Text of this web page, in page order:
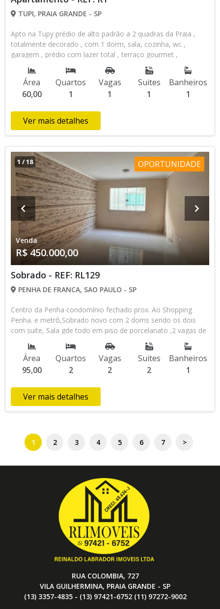
TUPI, PRAIA GRANDE - SP
Apto na Tupy prédio de alto padrão a 2 quadras da Praia ,
totalmente decorado , com 1 dorm, sala, cozinha, wc ,
garagem , prédio com lazer total , terraço gourmet ,
Área
60,00
Quartos
1
Vagas
1
Suites
1
Banheiros
1
Ver mais detalhes
1 /18 OPORTUNIDADE
Venda
R$ 450.000,00
Sobrado - REF: RL129
PENHA DE FRANCA, SAO PAULO - SP
Centro da Penha condomínio fechado prox. Ao Shopping
Penha. e metrô,Sobrado novo com 2 doms sendo os dois
com suite, Sala gde todo em piso de porcelanato ,2 vagas de
garagem no piso térreo do próprio sobrado , salão de festas
no condomínio.
Área
95,00
Quartos
2
Vagas
2
Suites
2
Banheiros
1
Ver mais detalhes
1 2 3 4 5 6 7 >
RUA COLOMBIA, 727
VILA GUILHERMINA, PRAIA GRANDE - SP
(13) 3357-4835 - (13) 97421-6752 (11) 97272-9002